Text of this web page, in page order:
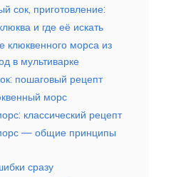
сок, приготовление:
и где её искать
клюквенного морса из
в мультиварке
пошаговый рецепт
морс
классический рецепт
— общие принципы
сразу